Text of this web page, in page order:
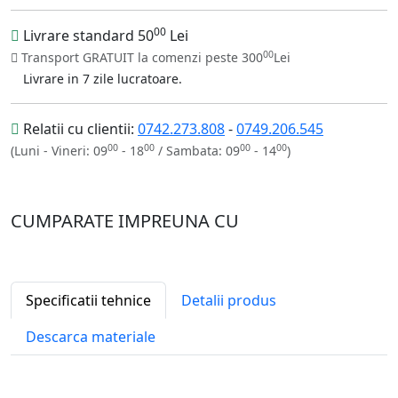
Livrare standard 5000 Lei
Transport GRATUIT la comenzi peste 30000Lei
Livrare in 7 zile lucratoare.
Relatii cu clientii: 0742.273.808-0749.206.545
(Luni - Vineri: 0900 - 1800 / Sambata: 0900 - 1400)
CUMPARATE IMPREUNA CU
Specificatii tehnice
Detalii produs
Descarca materiale